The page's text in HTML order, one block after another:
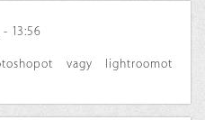
- 13:56
vagy lightroomot